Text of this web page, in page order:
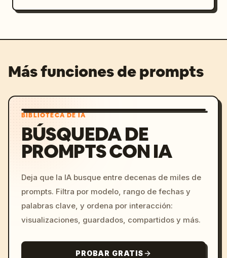
Más funciones de prompts
BIBLIOTECA DE IA
BÚSQUEDA DE
PROMPTS CON IA
Deja que la IA busque entre decenas de miles de
prompts. Filtra por modelo, rango de fechas y
palabras clave, y ordena por interacción:
visualizaciones, guardados, compartidos y más.
PROBAR GRATIS